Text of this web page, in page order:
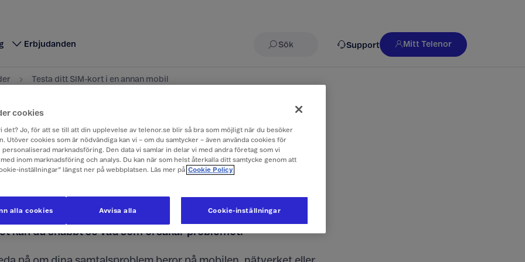
Erbjudanden
Sök Support Mitt Telenor
Testa ditt SIM-kort i en annan mobil
ditt SIM-kort i en
mobil
eller SIM‑kortet. Genom att testa SIM-kortet i en
kan du snabbt se vad som orsakar problemet.
cookies
det? Jo, för att se till att din upplevelse av telenor.se blir så bra som möjligt när du besöker
Utöver cookies som är nödvändiga kan vi – om du samtycker – även använda cookies för
personaliserad marknadsföring. Den data vi samlar in delar vi med andra företag som vi
inom marknadsföring och analys. Du kan när som helst återkalla ditt samtycke genom att
inställningar” längst ner på webbplatsen. Läs mer på Cookie Policy
Cookie-inställningar
Avvisa alla
alla cookies